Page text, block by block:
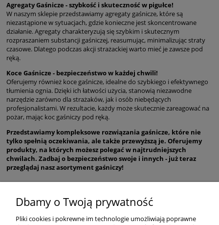
Agregaty Gaśnicze - szybkość i skuteczność w pigułce!
W naszym sklepie przedstawiamy agregaty gaśnicze, które są
niezastąpione w sytuacjach, gdzie konieczne jest skoncentrowane
działanie. Agregaty charakteryzują się szybkim i skutecznym
rozpraszaniem substancji gaśniczej, reasumując, minimalizując straty
czasowe. Dlatego podczas akcji strażackiej warto mieć je zawsze pod
ręką.
Koce Gaśnicze - bezpieczeństwo w każdej chwili!
Oferujemy również koce gaśnicze, idealne do szybkiego i efektywnego
tłumienia ognia. Dzięki ich łatwości użycia, stanowią niezawodne
narzędzie zarówno dla strażaków, jak i osób niebędących
profesjonalistami. W rezultacie, każdy może skutecznie zareagować na
pożar, mając koc gaśniczy pod ręką.
Przedstawiamy kompleksowe rozwiązania gaśnicze, które nie
tylko spełnią oczekiwania, ale także przewyższą je. Oferujemy
produkty, na których możesz polegać w najtrudniejszych
chwilach. Zadbaj o bezpieczeństwo swoje i innych - już teraz
przeglądaj nasz asortyment gaśniczy!
POMOC
Dbamy o Twoją prywatność
Pliki cookies i pokrewne im technologie umożliwiają poprawne